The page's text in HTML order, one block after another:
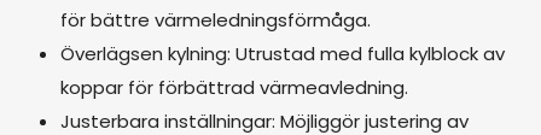
för bättre värmeledningsförmåga.
Överlägsen kylning: Utrustad med fulla kylblock av
koppar för förbättrad värmeavledning.
Justerbara inställningar: Möjliggör justering av